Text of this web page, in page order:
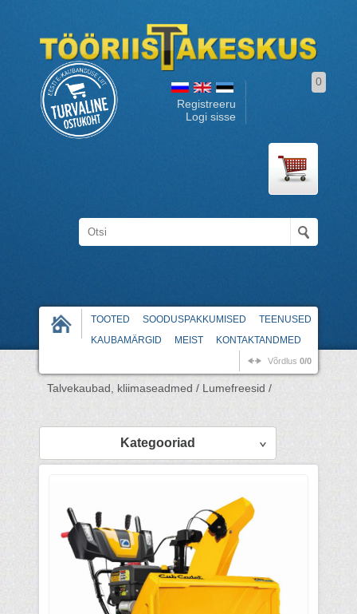
Registreeru
Logi sisse
0
TOOTED SOODUSPAKKUMISED
TEENUSED
KAUBAMÄRGID
MEIST KONTAKTANDMED
Võrdlus 0/0
Talvekaubad, kliimaseadmed / Lumefreesid /
Kategooriad